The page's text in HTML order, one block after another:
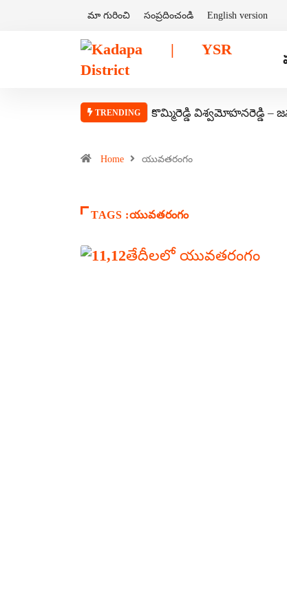
మా గురించి సంప్రదించండి English version
TRENDING కొమ్మిరెడ్డి విశ్వమోహనరెడ్డి –
Home యువతరంగం
TAGS :యువతరంగం